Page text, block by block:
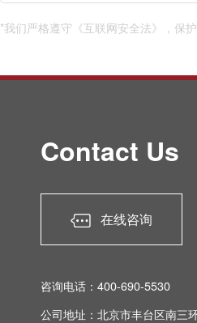
*我们严格遵守《互联网安全法》，保
Contact Us
在线咨询
咨询电话：400-690-5530
公司地址：北京市丰台区南三